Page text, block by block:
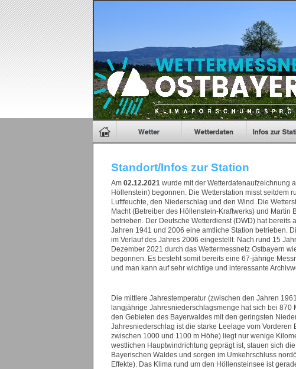
Standort/Infos zur Station
Am 02.12.2021 wurde mit der Wetterdatenaufzeichnung
Höllenstein) begonnen. Die Wetterstation misst seitdem
Luftfeuchte, den Niederschlag und den Wind. Die
Macht (Betreiber des Höllenstein-Kraftwerks) und Martin
betrieben. Der Deutsche Wetterdienst (DWD) hat bereits
Jahren 1941 und 2006 eine amtliche Station betrieben.
im Verlauf des Jahres 2006 eingestellt. Nach rund 15
Dezember 2021 durch das Wettermessnetz Ostbayern
begonnen. Es besteht somit bereits eine 67-jährige
und man kann auf sehr wichtige und interessante
Die mittlere Jahrestemperatur (zwischen den Jahren
langjährige Jahresniederschlagsmenge hat sich bei
den Gebieten des Bayerwaldes mit den geringsten
Jahresniederschlag ist die starke Leelage vom
zwischen 1000 und 1100 m Höhe) liegt nur wenige
westlichen Hauptwindrichtung geprägt ist, stauen sich
Bayerischen Waldes und sorgen im Umkehrschluss
Effekte). Das Klima rund um den Höllensteinsee ist